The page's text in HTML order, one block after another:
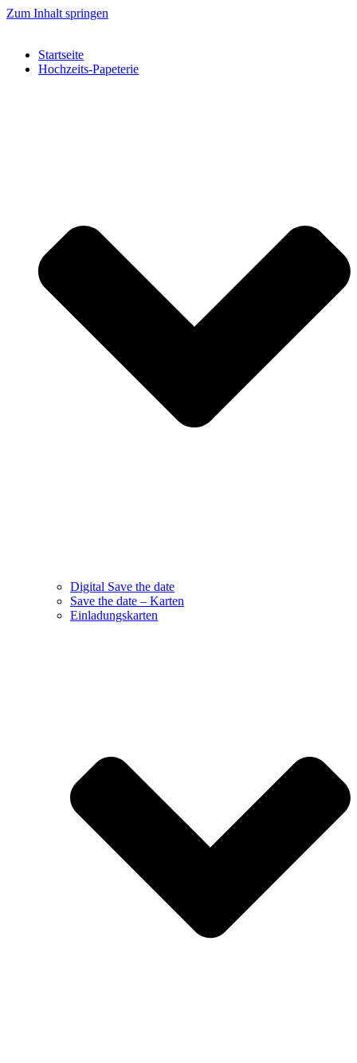
Zum Inhalt springen
Startseite
Hochzeits-Papeterie
Digital Save the date
Save the date – Karten
Einladungskarten